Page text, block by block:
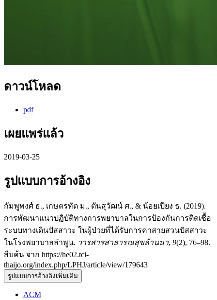
ดาวน์โหลด
pdf
เผยแพร่แล้ว
2019-03-25
รูปแบบการอ้างอิง
กัมพูพงศ์ ธ., เกษตรทัต ม., ตันสุวัฒน์ ศ., & น้อยเปียง ธ. (2019).
การพัฒนาแนวปฏิบัติทางการพยาบาลในการป้องกันการติดเชื้อ
ระบบทางเดินปัสสาวะ ในผู้ป่วยที่ได้รับการคาสายสวนปัสสาวะ
ในโรงพยาบาลลำพูน. วารสารสาธารณสุขล้านนา, 9(2), 76–98.
สืบค้น จาก https://he02.tci-
thaijo.org/index.php/LPHJ/article/view/179643
รูปแบบการอ้างอิงเพิ่มเติม
ACM